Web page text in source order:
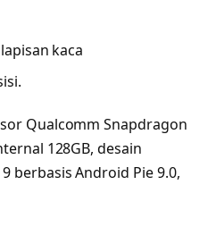
kaca
Qualcomm Snapdragon
128GB, desain
berbasis Android Pie 9.0,